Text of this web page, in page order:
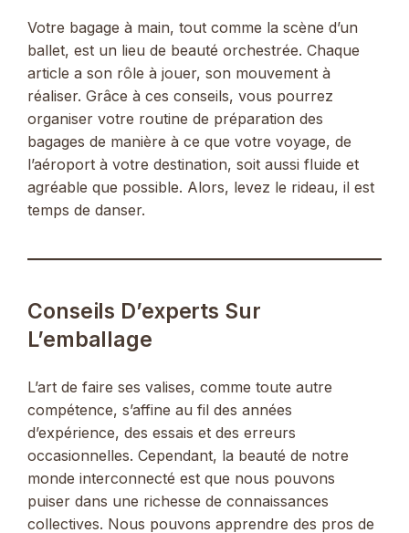
Votre bagage à main, tout comme la scène d’un
ballet, est un lieu de beauté orchestrée. Chaque
article a son rôle à jouer, son mouvement à
réaliser. Grâce à ces conseils, vous pourrez
organiser votre routine de préparation des
bagages de manière à ce que votre voyage, de
l’aéroport à votre destination, soit aussi fluide et
agréable que possible. Alors, levez le rideau, il est
temps de danser.
Conseils D’experts Sur
L’emballage
L’art de faire ses valises, comme toute autre
compétence, s’affine au fil des années
d’expérience, des essais et des erreurs
occasionnelles. Cependant, la beauté de notre
monde interconnecté est que nous pouvons
puiser dans une richesse de connaissances
collectives. Nous pouvons apprendre des pros de